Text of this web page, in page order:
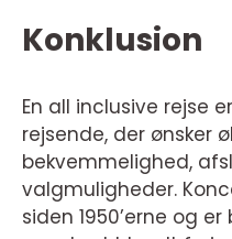
Konklusion
En all inclusive rejse
rejsende, der ønsker
bekvemmelighed,
valgmuligheder.
siden 1950’erne og